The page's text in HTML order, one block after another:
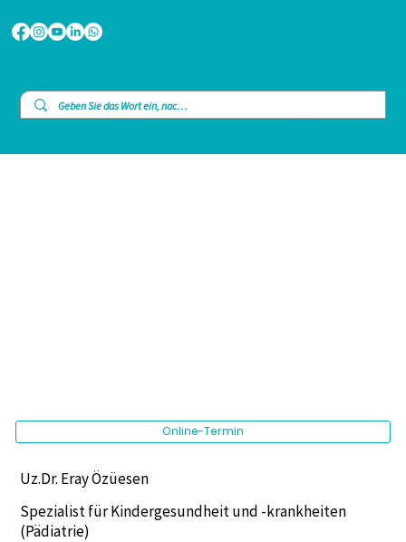
Uz.Dr. Eray Özüesen
Spezialist für Kindergesundheit und -krankheiten
(Pädiatrie)
Online-Termin